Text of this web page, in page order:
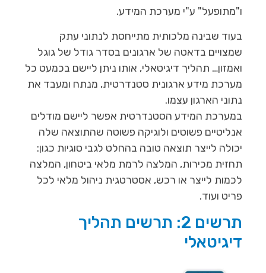
ו"מתופעל" ע"י מערכת המידע.
בעוד שבינה מלכותית מתייחסת לנתוני עתק
שמצויים בדאטה של ארגונים בסדר גודל של גוגל
ואמזון… תהליך דיגיטאלי, אותו ניתן ליישם בכמעט כל
מערכת מידע ארגונית סטנדרטית, מנתח ומעבד את
נתוני הארגון עצמו.
במערכת המידע הסטנדרטית אפשר ליישם מודלים
אנליטיים פשוטים ולוגיקה פשוטה שהתוצאה שלה
יכולה לייצר תוצאה טובה בהחלט לגבי סוגיות כגון:
תחזית מכירות, המלצה לרמת מלאי ביטחון, המלצה
לכמות לייצר או רכש, אסטרטגית ניהול מלאי לכל
פריט ועוד.
תרשים 2: תרשים תהליך
דיגיטאלי